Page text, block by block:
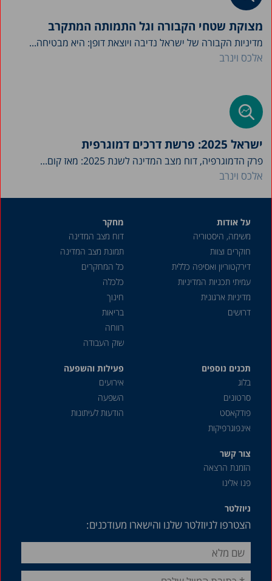
מצוקת שטחי הקבורה וגל התמותה המתקרב
מדיניות הקבורה של ישראל נדיבה ויוצאת דופן: היא מבטיחה...
אלכס וינרב
ישראל 2025: פרשת דרכים דמוגרפית
פרק הדמוגרפיה, דוח מצב המדינה לשנת 2025: מאז קום...
אלכס וינרב
על אודות
משימה, היסטוריה
חוקרים וצוות
דירקטוריון ואסיפה כללית
עמיתי תכניות המדיניות
מדיניות ארגונית
דרושים
מחקר
דוח מצב המדינה
תמונת מצב המדינה
כל המחקרים
כלכלה
חינוך
בריאות
רווחה
שוק העבודה
תכנים נוספים
בלוג
סרטונים
פודקאסט
אינפוגרפיקות
פעילות והשפעה
אירועים
השפעה
הודעות לעיתונות
צור קשר
הזמנת הרצאה
פנו אלינו
ניוזלטר
הצטרפו לניוזלטר שלנו והישארו מעודכנים: